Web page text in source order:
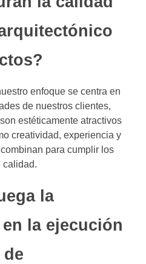
enfoque se centra en
de nuestros clientes,
estéticamente atractivos
creatividad, experiencia y
para cumplir los
calidad.
la
la ejecución